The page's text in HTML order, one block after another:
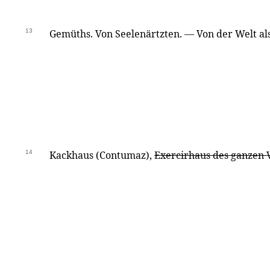
13 Gemüths. Von Seelenärtzten. — Von der Welt
14 Kackhaus (Contumaz), Exercirhaus des ganzen